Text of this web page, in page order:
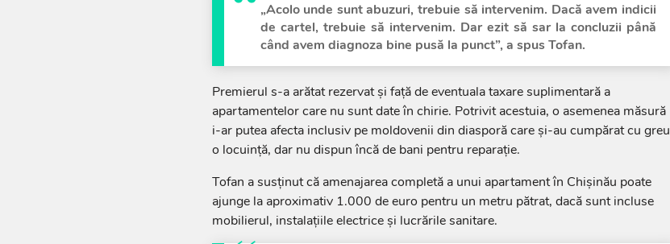
„Acolo unde sunt abuzuri, trebuie să intervenim. Dacă avem indicii
de cartel, trebuie să intervenim. Dar ezit să sar la concluzii până
când avem diagnoza bine pusă la punct”, a spus Tofan.
Premierul s-a arătat rezervat și față de eventuala taxare suplimentară a
apartamentelor care nu sunt date în chirie. Potrivit acestuia, o asemenea măsură
i-ar putea afecta inclusiv pe moldovenii din diasporă care și-au cumpărat cu greu
o locuință, dar nu dispun încă de bani pentru reparație.
Tofan a susținut că amenajarea completă a unui apartament în Chișinău poate
ajunge la aproximativ 1.000 de euro pentru un metru pătrat, dacă sunt incluse
mobilierul, instalațiile electrice și lucrările sanitare.